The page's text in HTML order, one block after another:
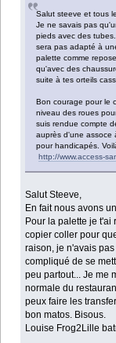
Salut steeve et tous
Je ne savais pas
pieds avec des
sera pas adapté à
palette comme
qu'avec des
suite à tes orteils
Bon courage pour le
niveau des roues
suis rendue compte
auprès d'une assoce
pour handicapés.
http://www.access-
Salut Steeve,
En fait nous avons
Pour la palette je t'ai
copier coller pour
raison, je n'avais
compliqué de se
peu partout... Je me
normale du
peux faire les
bon matos. Bisous.
Louise Frog2Lille